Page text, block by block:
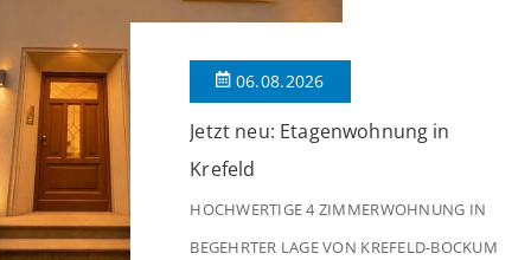
06.08.2026
Jetzt neu: Etagenwohnung in
Krefeld
HOCHWERTIGE 4 ZIMMERWOHNUNG IN
BEGEHRTER LAGE VON KREFELD-BOCKUM